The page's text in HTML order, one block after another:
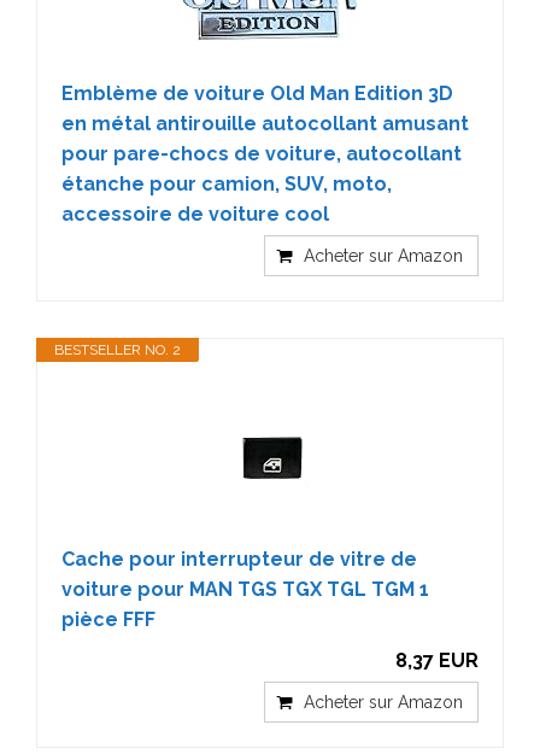
Emblème de voiture Old Man Edition 3D
en métal antirouille autocollant amusant
pour pare-chocs de voiture, autocollant
étanche pour camion, SUV, moto,
accessoire de voiture cool
Acheter sur Amazon
BESTSELLER NO. 2
Cache pour interrupteur de vitre de
voiture pour MAN TGS TGX TGL TGM 1
pièce FFF
8,37 EUR
Acheter sur Amazon